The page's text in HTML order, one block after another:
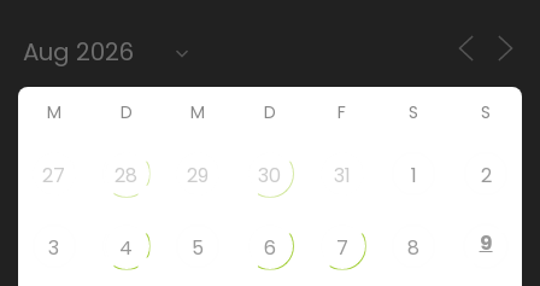
M D M D F S S
27 28 29 30 31 1 2
3 4 5 6 7 8 9